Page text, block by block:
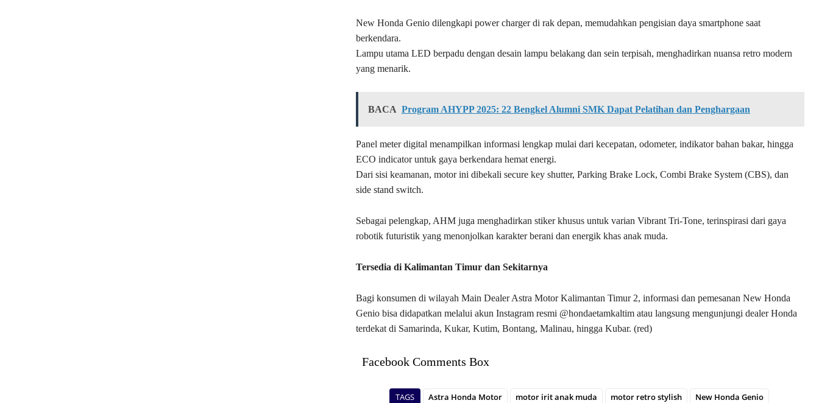
New Honda Genio dilengkapi power charger di rak depan, memudahkan pengisian daya smartphone saat
berkendara.
Lampu utama LED berpadu dengan desain lampu belakang dan sein terpisah, menghadirkan nuansa retro modern
yang menarik.
BACA Program AHYPP 2025: 22 Bengkel Alumni SMK Dapat Pelatihan dan Penghargaan
Panel meter digital menampilkan informasi lengkap mulai dari kecepatan, odometer, indikator bahan bakar, hingga
ECO indicator untuk gaya berkendara hemat energi.
Dari sisi keamanan, motor ini dibekali secure key shutter, Parking Brake Lock, Combi Brake System (CBS), dan
side stand switch.
Sebagai pelengkap, AHM juga menghadirkan stiker khusus untuk varian Vibrant Tri-Tone, terinspirasi dari gaya
robotik futuristik yang menonjolkan karakter berani dan energik khas anak muda.
Tersedia di Kalimantan Timur dan Sekitarnya
Bagi konsumen di wilayah Main Dealer Astra Motor Kalimantan Timur 2, informasi dan pemesanan New Honda
Genio bisa didapatkan melalui akun Instagram resmi @hondaetamkaltim atau langsung mengunjungi dealer Honda
terdekat di Samarinda, Kukar, Kutim, Bontang, Malinau, hingga Kubar. (red)
Facebook Comments Box
TAGS Astra Honda Motor motor irit anak muda motor retro stylish
New Honda Genio